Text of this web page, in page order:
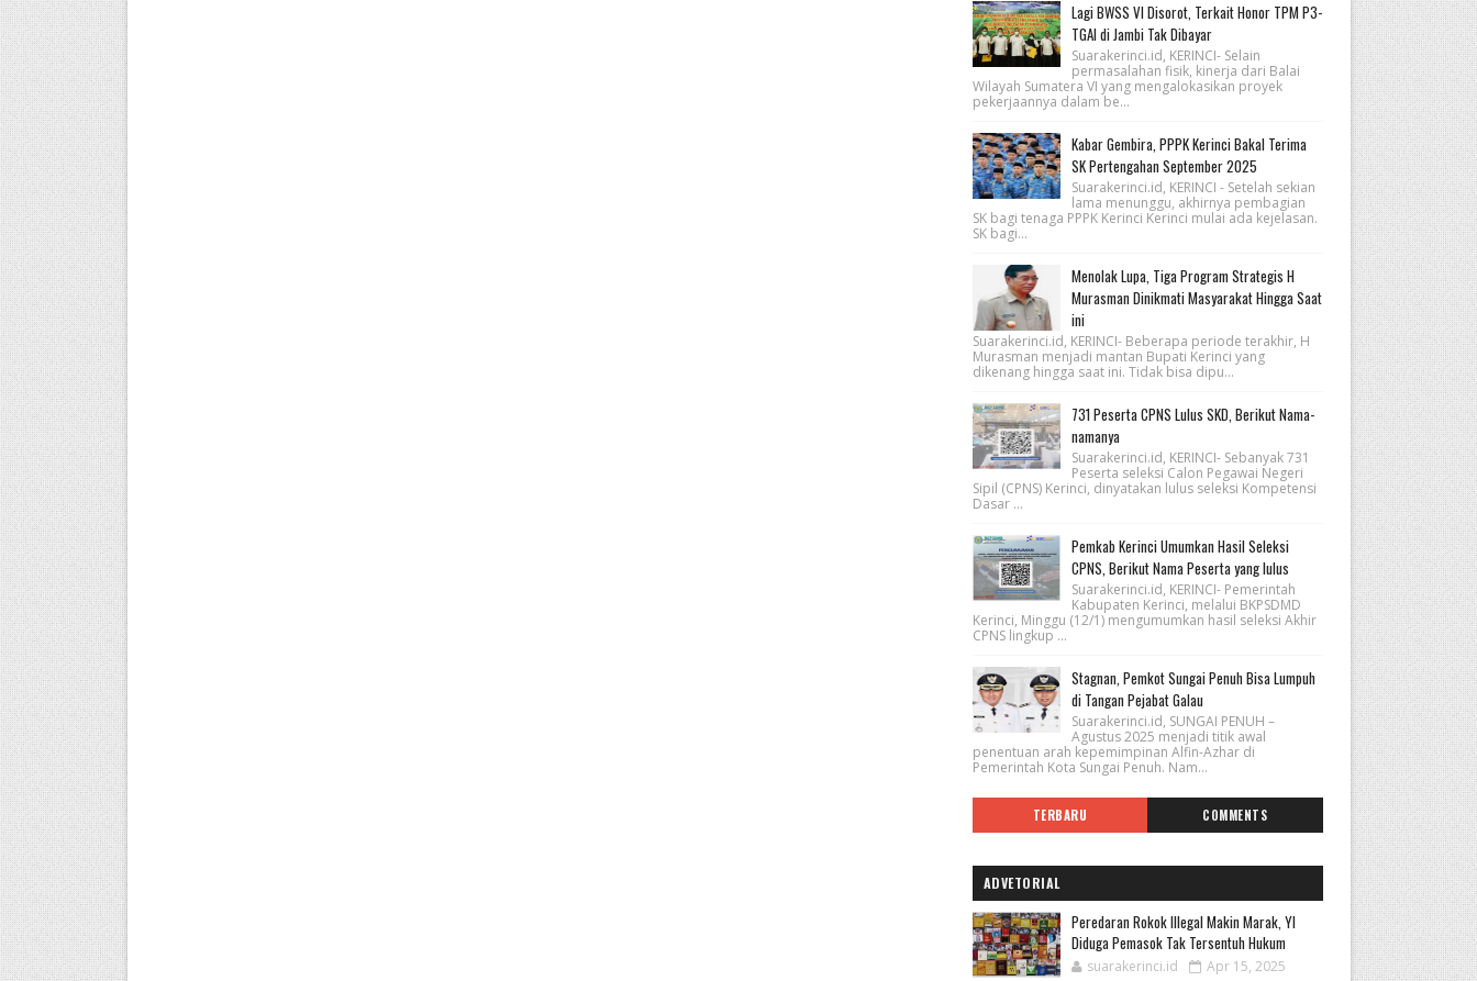
Lagi BWSS VI Disorot, Terkait Honor TPM P3-
TGAI di Jambi Tak Dibayar
Suarakerinci.id, KERINCI- Selain
permasalahan fisik, kinerja dari Balai
Wilayah Sumatera VI yang mengalokasikan proyek
pekerjaannya dalam be...
Kabar Gembira, PPPK Kerinci Bakal Terima
SK Pertengahan September 2025
Suarakerinci.id, KERINCI - Setelah sekian
lama menunggu, akhirnya pembagian
SK bagi tenaga PPPK Kerinci Kerinci mulai ada kejelasan.
SK bagi...
Menolak Lupa, Tiga Program Strategis H
Murasman Dinikmati Masyarakat Hingga Saat
ini
Suarakerinci.id, KERINCI- Beberapa periode terakhir, H
Murasman menjadi mantan Bupati Kerinci yang
dikenang hingga saat ini. Tidak bisa dipu...
731 Peserta CPNS Lulus SKD, Berikut Nama-
namanya
Suarakerinci.id, KERINCI- Sebanyak 731
Peserta seleksi Calon Pegawai Negeri
Sipil (CPNS) Kerinci, dinyatakan lulus seleksi Kompetensi
Dasar ...
Pemkab Kerinci Umumkan Hasil Seleksi
CPNS, Berikut Nama Peserta yang lulus
Suarakerinci.id, KERINCI- Pemerintah
Kabupaten Kerinci, melalui BKPSDMD
Kerinci, Minggu (12/1) mengumumkan hasil seleksi Akhir
CPNS lingkup ...
Stagnan, Pemkot Sungai Penuh Bisa Lumpuh
di Tangan Pejabat Galau
Suarakerinci.id, SUNGAI PENUH –
Agustus 2025 menjadi titik awal
penentuan arah kepemimpinan Alfin-Azhar di
Pemerintah Kota Sungai Penuh. Nam...
TERBARU COMMENTS
ADVETORIAL
Peredaran Rokok Illegal Makin Marak, YI
Diduga Pemasok Tak Tersentuh Hukum
suarakerinci.id Apr 15, 2025